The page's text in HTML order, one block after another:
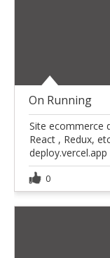
On Running
Site ecommerce
React , Redux,
deploy.vercel.app
0